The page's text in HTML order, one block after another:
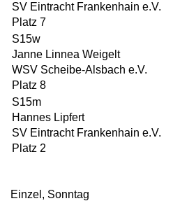
SV Eintracht Frankenhain e.V.
Platz 7
S15w
Janne Linnea Weigelt
WSV Scheibe-Alsbach e.V.
Platz 8
S15m
Hannes Lipfert
SV Eintracht Frankenhain e.V.
Platz 2
Einzel, Sonntag